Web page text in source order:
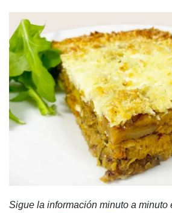
Sigue la información minuto a minuto